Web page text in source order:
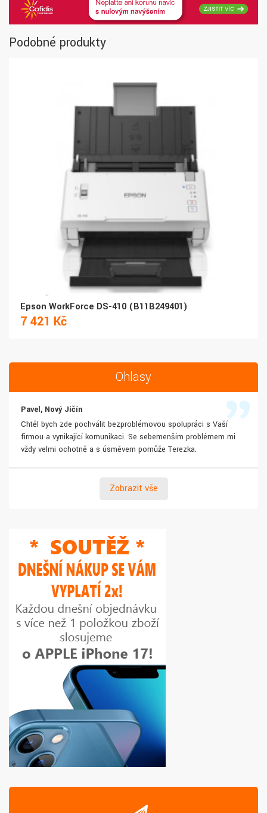
Podobné produkty
Epson WorkForce DS-410 (B11B249401)
7 421 Kč
Ohlasy
Pavel, Nový Jičín
Chtěl bych zde pochválit bezproblémovou spolupráci s Vaší
firmou a vynikající komunikaci. Se sebemenším problémem mi
vždy velmi ochotně a s úsměvem pomůže Terezka.
Zobrazit vše